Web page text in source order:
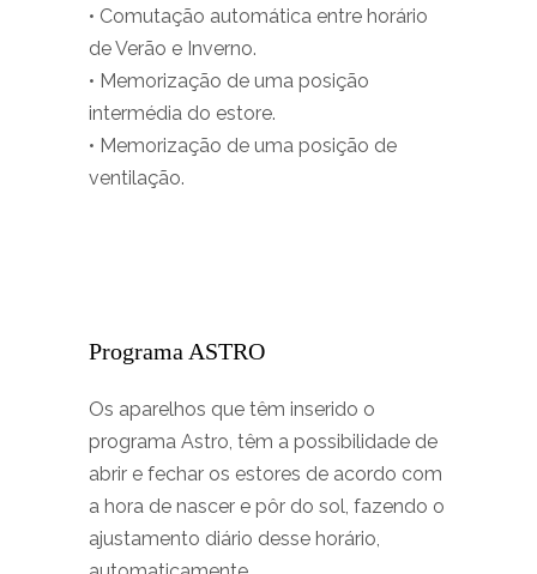
• Comutação automática entre horário
de Verão e Inverno.
• Memorização de uma posição
intermédia do estore.
• Memorização de uma posição de
ventilação.
Programa ASTRO
Os aparelhos que têm inserido o
programa Astro, têm a possibilidade de
abrir e fechar os estores de acordo com
a hora de nascer e pôr do sol, fazendo o
ajustamento diário desse horário,